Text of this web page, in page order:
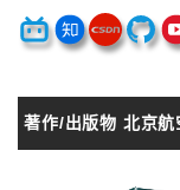
著作/出版物 北京